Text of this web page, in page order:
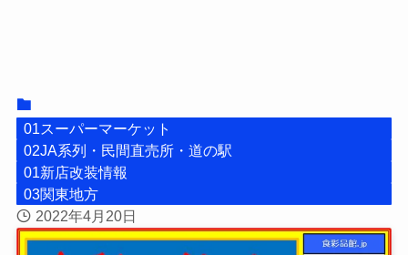
01スーパーマーケット
02JA系列・民間直売所・道の駅
01新店改装情報
03関東地方
2022年4月20日